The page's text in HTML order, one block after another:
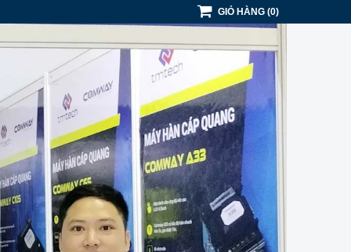
GIỎ HÀNG (0)